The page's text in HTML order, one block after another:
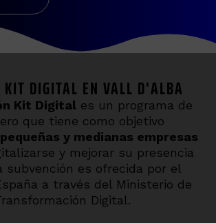
KIT DIGITAL EN VALL D'ALBA
Kit Digital es un programa de
que tiene como objetivo
y medianas empresas
y mejorar su presencia
subvención es ofrecida por el
a través del Ministerio de
Digital.